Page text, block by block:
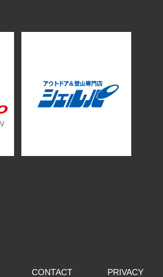
CONTACT PRIVACY